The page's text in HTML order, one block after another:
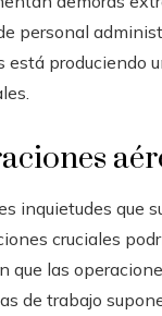
personal
produciendo
inquietudes que
cruciales
que las
de trabajo